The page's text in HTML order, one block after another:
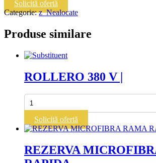
Solicită ofertă
Categorie:z_Nealocate
Produse similare
ROLLERO 380 V |
Cantitate
ROLLERO
380
V
|
Solicită ofertă
REZERVA